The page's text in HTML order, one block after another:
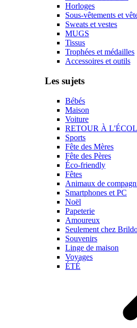
Horloges
Sous-vêtements et
Sweats et vestes
MUGS
Tissus
Trophées et médailles
Accessoires et outils
Les sujets
Bébés
Maison
Voiture
RETOUR À
Sports
Fête des Mères
Fête des Pères
Éco-friendly
Fêtes
Animaux de
Smartphones et PC
Noël
Papeterie
Amoureux
Seulement chez
Souvenirs
Linge de maison
Voyages
ÉTÉ